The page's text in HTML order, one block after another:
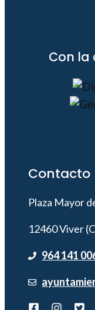
Con la
Contacto
Plaza Mayor
12460 Viver
964 141